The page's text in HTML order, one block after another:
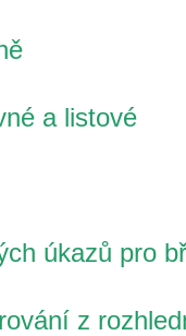
a listové
úkazů pro
z